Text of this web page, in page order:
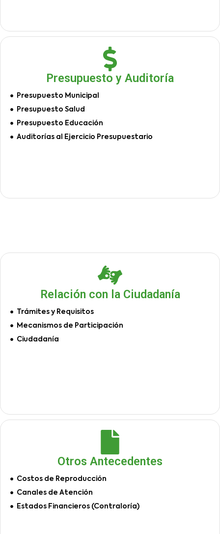
Presupuesto y Auditoría
Presupuesto Municipal
Presupuesto Salud
Presupuesto Educación
Auditorías al Ejercicio Presupuestario
Relación con la Ciudadanía
Trámites y Requisitos
Mecanismos de Participación
Ciudadanía
Otros Antecedentes
Costos de Reproducción
Canales de Atención
Estados Financieros (Contraloría)